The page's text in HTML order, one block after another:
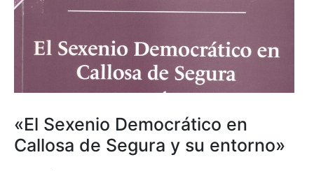
«El Sexenio Democrático en
Callosa de Segura y su entorno»